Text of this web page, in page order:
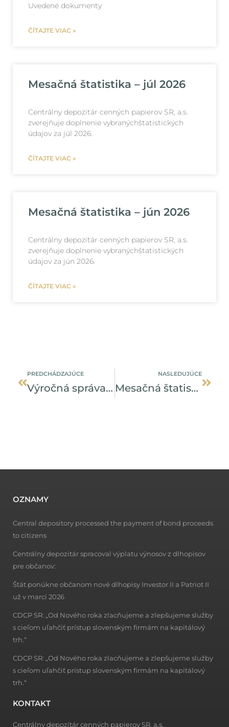
Uvedené dokumenty
ČÍTAJTE VIAC »
Mesačná štatistika – júl 2026
Centrálny depozitár cenných papierov SR, a.s.
zverejňuje doplnenie vybranýchštatistických
údajov za júl 2026.
ČÍTAJTE VIAC »
Mesačná štatistika – jún 2026
Centrálny depozitár cenných papierov SR, a.s.
zverejňuje doplnenie vybranýchštatistických
údajov za jún 2026.
ČÍTAJTE VIAC »
PREDCHÁDZAJÚCE
Výročná správa 2023
NASLEDUJÚCE
Mesačná štatistika – júl 2024
OZNAMY
Central depository processed the payment of bond proceeds
to citizens
Centrálny depozitár spracoval výplatu výnosov z dlhopisov
pre občanov:
Štát ponúkne občanom nové dlhopisy Investor II a Patriot II
už v marci 2026
CDCP SR: „Od Nového roka zlacňujeme a zlepšujeme služby
s cieľom uľahčiť prístup slovenským firmám na kapitálový
trh.“
CDCP SR: „Od Nového roka zlacňujeme a zlepšujeme služby
s cieľom uľahčiť prístup slovenským firmám na kapitálový
trh.“
KONTAKT
Centrálny depozitár cenných papierov SR, a.s.